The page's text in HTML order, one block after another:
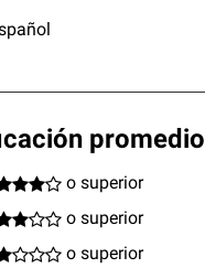
promedio
o superior
o superior
o superior